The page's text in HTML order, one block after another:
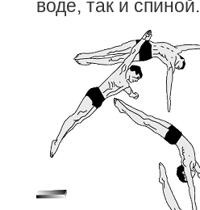
воде, так и спиной.